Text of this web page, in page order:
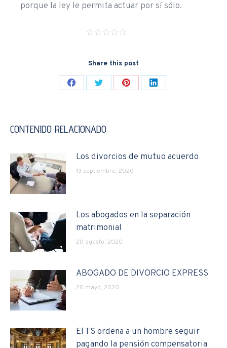
porque la ley le permita actuar por sí sólo.
Share this post
Share Share Share Share
CONTENIDO RELACIONADO
Los divorcios de mutuo acuerdo
13 septiembre, 2020
Los abogados en la separación
matrimonial
20 agosto, 2020
ABOGADO DE DIVORCIO EXPRESS
20 mayo, 2020
El TS ordena a un hombre seguir
pagando la pensión compensatoria